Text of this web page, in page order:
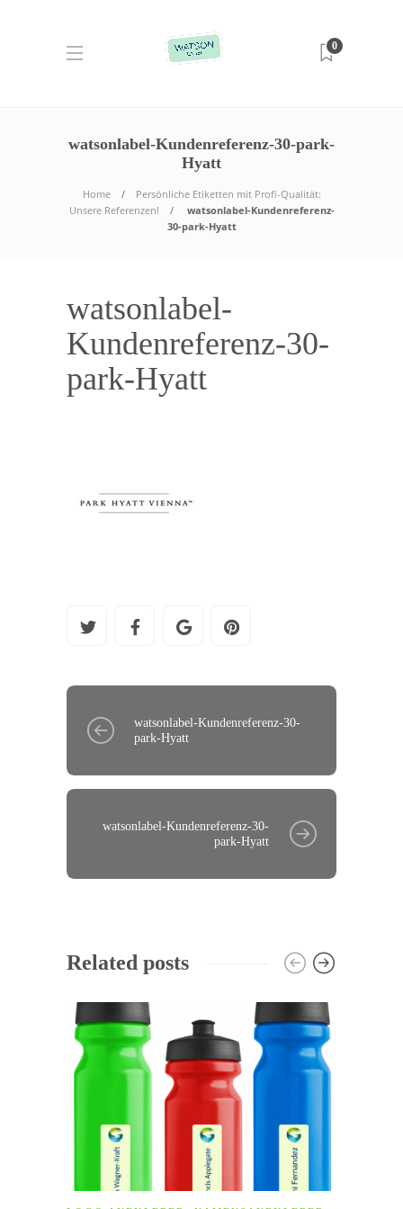
0
watsonlabel-Kundenreferenz-30-park-
Hyatt
Home
Persönliche Etiketten mit Profi-Qualität:
Unsere Referenzen!
watsonlabel-Kundenreferenz-
30-park-Hyatt
watsonlabel-
Kundenreferenz-30-
park-Hyatt
watsonlabel-Kundenreferenz-30-
park-Hyatt
watsonlabel-Kundenreferenz-30-
park-Hyatt
Related posts